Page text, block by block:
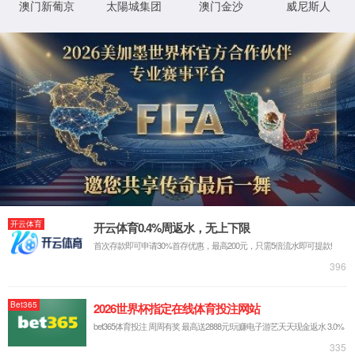
返回首页